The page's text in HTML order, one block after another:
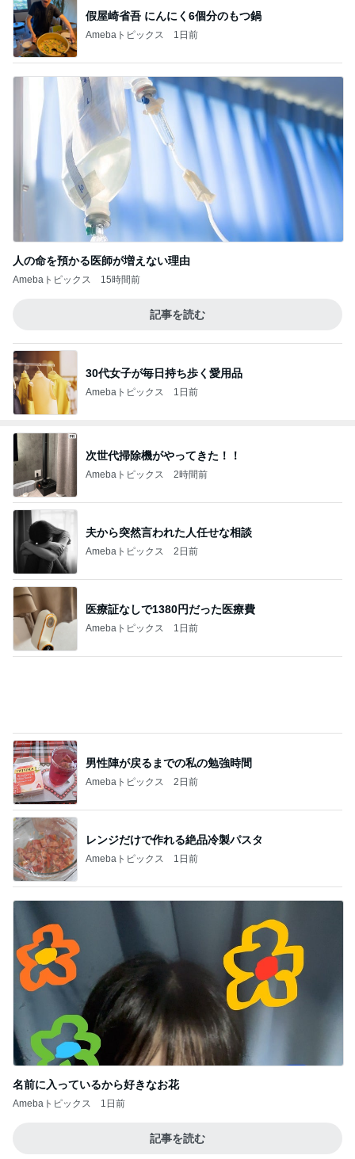
假屋崎省吾 にんにく6個分のもつ鍋
Amebaトピックス 1日前
人の命を預かる医師が増えない理由
Amebaトピックス 15時間前
記事を読む
30代女子が毎日持ち歩く愛用品
Amebaトピックス 1日前
次世代掃除機がやってきた！！
Amebaトピックス 2時間前
夫から突然言われた人任せな相談
Amebaトピックス 2日前
医療証なしで1380円だった医療費
Amebaトピックス 1日前
レンジだけで作れる絶品冷製パスタ
Amebaトピックス 1日前
名前に入っているから好きなお花
Amebaトピックス 1日前
記事を読む
Amebaトピックス 1日前